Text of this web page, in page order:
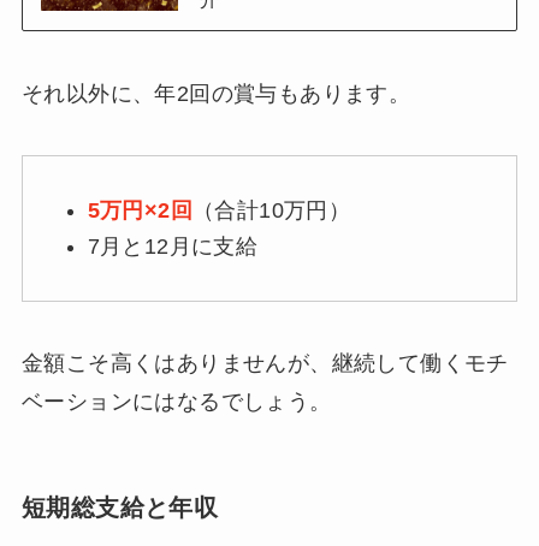
それ以外に、年2回の賞与もあります。
5万円×2回
（合計10万円）
7月と12月に支給
金額こそ高くはありませんが、継続して働くモチ
ベーションにはなるでしょう。
短期総支給と年収